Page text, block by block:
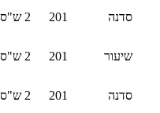
סדנה 201 2 ש"ס
שיעור 201 2 ש"ס
סדנה 201 2 ש"ס